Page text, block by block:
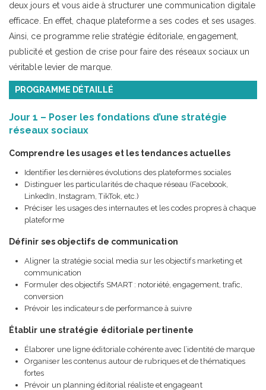
deux jours et vous aide à structurer une communication digitale
efficace. En effet, chaque plateforme a ses codes et ses usages.
Ainsi, ce programme relie stratégie éditoriale, engagement,
publicité et gestion de crise pour faire des réseaux sociaux un
véritable levier de marque.
PROGRAMME DÉTAILLÉ
Jour 1 – Poser les fondations d’une stratégie
réseaux sociaux
Comprendre les usages et les tendances actuelles
Identifier les dernières évolutions des plateformes sociales
Distinguer les particularités de chaque réseau (Facebook,
LinkedIn, Instagram, TikTok, etc.)
Préciser les usages des internautes et les codes propres à chaque
plateforme
Définir ses objectifs de communication
Aligner la stratégie social media sur les objectifs marketing et
communication
Formuler des objectifs SMART : notoriété, engagement, trafic,
conversion
Prévoir les indicateurs de performance à suivre
Établir une stratégie éditoriale pertinente
Élaborer une ligne éditoriale cohérente avec l’identité de marque
Organiser les contenus autour de rubriques et de thématiques
fortes
Prévoir un planning éditorial réaliste et engageant